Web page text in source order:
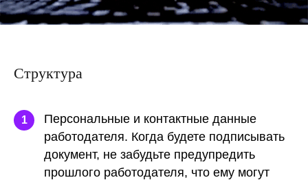
Структура
1
Персональные и контактные данные
работодателя. Когда будете подписывать
документ, не забудьте предупредить
прошлого работодателя, что ему могут